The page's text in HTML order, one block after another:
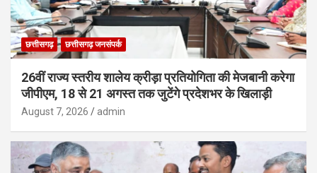
छत्तीसगढ़ छत्तीसगढ़ जनसंपर्क
26वीं राज्य स्तरीय शालेय क्रीड़ा प्रतियोगिता की मेजबानी करेगा
जीपीएम, 18 से 21 अगस्त तक जुटेंगे प्रदेशभर के खिलाड़ी
August 7, 2026 admin